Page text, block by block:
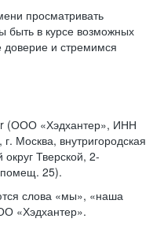
просматривать
быть в курсе возможных
и стремимся
(ООО «Хэдхантер», ИНН
Москва, внутригородская
Тверской, 2-
помещ. 25).
слова «мы», «наша
«Хэдхантер».